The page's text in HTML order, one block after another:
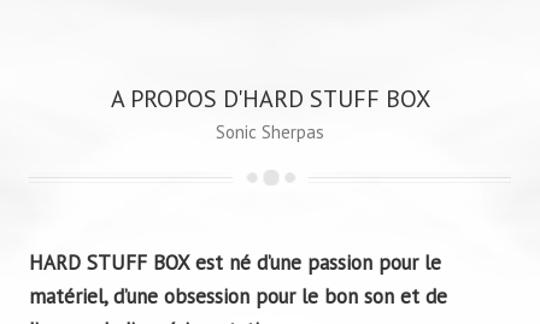
A PROPOS D'HARD STUFF BOX
Sonic Sherpas
HARD STUFF BOX est né d’une passion pour le
matériel, d’une obsession pour le bon son et de